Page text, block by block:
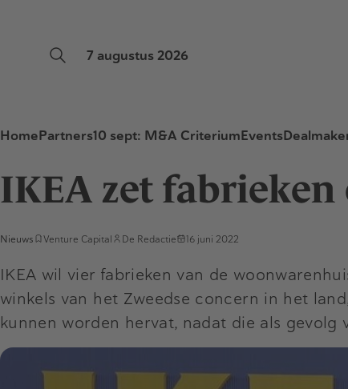
7 augustus 2026
HomePartners10 sept: M&A CriteriumEvents
IKEA zet
Nieuws Venture Capital De Redactie 16 juni 2022
IKEA wil vier fabrieken van de
winkels van het Zweedse concern in het
kunnen worden hervat, nadat die als gevolg